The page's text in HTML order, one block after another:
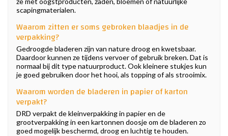
scapingmaterialen.
Waarom zitten er soms gebroken blaadjes in de
verpakking?
Gedroogde bladeren zijn van nature droog en kwetsbaar.
Daardoor kunnen ze tijdens vervoer of gebruik breken. Dat is
normaal bij dit type natuurproduct. Ook kleinere stukjes kun
je goed gebruiken door het hooi, als topping of als strooimix.
Waarom worden de bladeren in papier of karton
verpakt?
DRD verpakt de kleinverpakking in papier en de
grootverpakking in een kartonnen doosje om de bladeren zo
goed mogelijk beschermd, droog en luchtig te houden.